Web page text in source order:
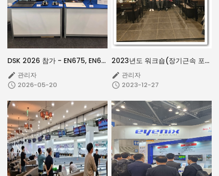
DSK 2026 참가 - EN675, EN683 Low Latency, AI Demo 시연
 관리자
 2026-05-20
2023년도 워크숍(장기근속 포상) 및 송년의 밤
 관리자
 2023-12-27